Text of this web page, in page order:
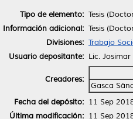
Tipo de elemento: Tesis
Información adicional: Tesis
Divisiones: Trabajo
Usuario depositante: Lic.
Creadores:
Gasca
Fecha del depósito: 11 Sep
Última modificación: 11 Sep